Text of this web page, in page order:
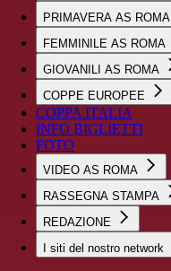
PRIMAVERA AS ROMA
FEMMINILE AS ROMA
GIOVANILI AS ROMA
COPPE EUROPEE
COPPA ITALIA
INFO BIGLIETTI
FOTO
VIDEO AS ROMA
RASSEGNA STAMPA
REDAZIONE
I siti del nostro network